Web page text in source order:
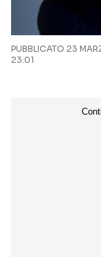
PUBBLICATO 23
23:01